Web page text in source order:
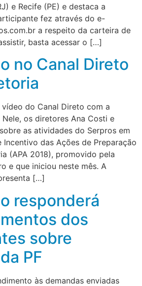
e Recife (PE) e destaca a
fez através do e-
a respeito da carteira de
basta acessar o […]
no Canal Direto
do Canal Direto com a
os diretores Ana Costi e
as atividades do Serpros em
das Ações de Preparação
(APA 2018), promovido pela
e que iniciou neste mês. A
[…]
responderá
dos
sobre
PF
às demandas enviadas